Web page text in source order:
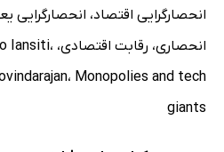
انحصارگرایی اقتصاد، انحصارگرایی
انحصاری، رقابت اقتصادی، Iansiti،
، Monopolies and tech
giants